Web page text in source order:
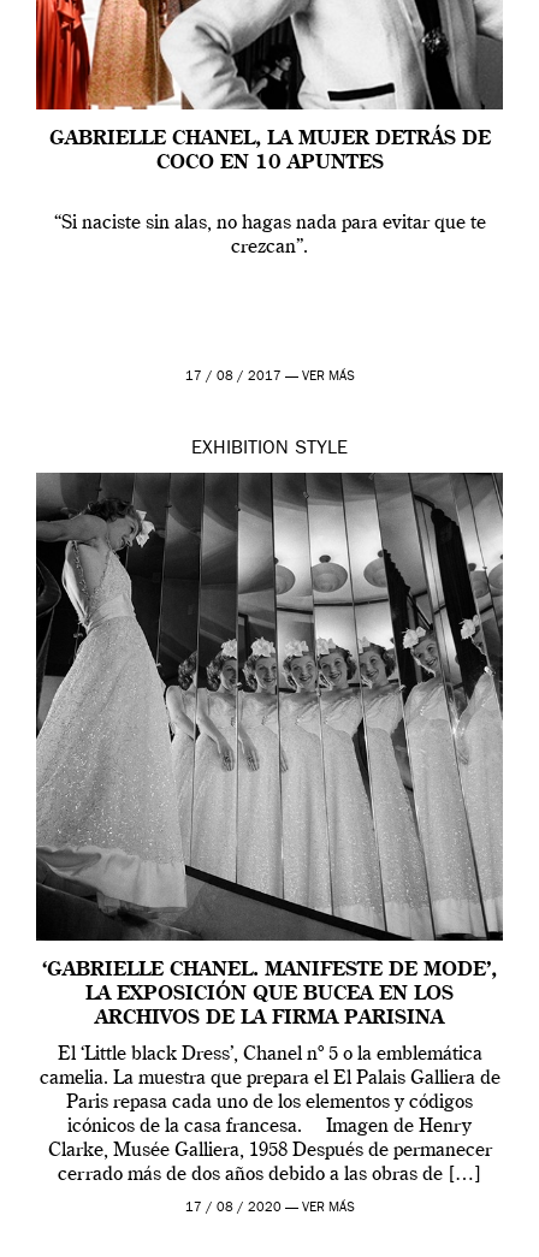
GABRIELLE CHANEL, LA MUJER DETRÁS DE
COCO EN 10 APUNTES
“Si naciste sin alas, no hagas nada para evitar que te
crezcan”.
17 / 08 / 2017 — VER MÁS
EXHIBITION STYLE
‘GABRIELLE CHANEL. MANIFESTE DE MODE’,
LA EXPOSICIÓN QUE BUCEA EN LOS
ARCHIVOS DE LA FIRMA PARISINA
El ‘Little black Dress’, Chanel nº 5 o la emblemática
camelia. La muestra que prepara el El Palais Galliera de
Paris repasa cada uno de los elementos y códigos
icónicos de la casa francesa. Imagen de Henry
Clarke, Musée Galliera, 1958 Después de permanecer
cerrado más de dos años debido a las obras de […]
17 / 08 / 2020 — VER MÁS